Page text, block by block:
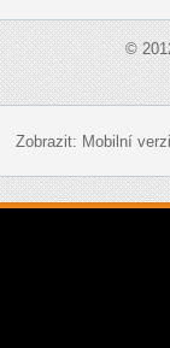
©
Zobrazit: Mobilní verzi